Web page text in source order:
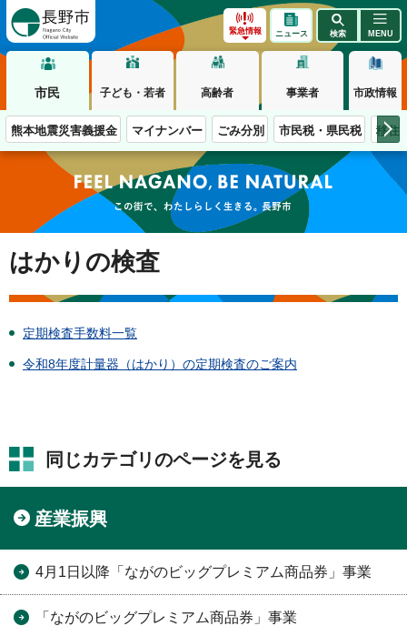
緊急情報 ニュース 検索 MENU
市民 子ども・若者 高齢者 事業者 市政情報
熊本地震災害義援金 マイナンバー ごみ分別 市民税・県民税 移住
この街で、わたしらしく生きる。長野市
はかりの検査
定期検査手数料一覧
令和8年度計量器（はかり）の定期検査のご案内
同じカテゴリのページを見る
産業振興
4月1日以降「ながのビッグプレミアム商品券」事業
「ながのビッグプレミアム商品券」事業